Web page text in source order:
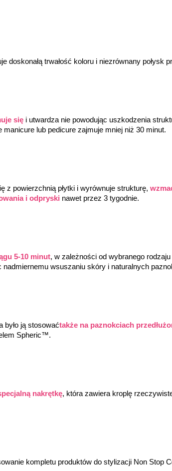
doskonałą trwałość koloru i niezrównany połysk
się i utwardza nie powodując uszkodzenia
manicure lub pedicure zajmuje mniej niż 30 minut.
z powierzchnią płytki i wyrównuje strukturę,
i odpryski nawet przez 3 tygodnie.
5-10 minut, w zależności od wybranego
wsuszaniu skóry i naturalnych
było ją stosowaćtakże na paznokciach
Spheric™.
nakrętkę, która zawiera kroplę
kompletu produktów do stylizacji Non Stop